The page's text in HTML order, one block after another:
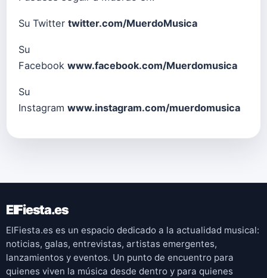
Su Twitter twitter.com/MuerdoMusica
Su
Facebook www.facebook.com/Muerdomusica
Su
Instagram www.instagram.com/muerdomusica
ElFiesta.es
ElFiesta.es es un espacio dedicado a la actualidad musical:
noticias, galas, entrevistas, artistas emergentes,
lanzamientos y eventos. Un punto de encuentro para
quienes viven la música desde dentro y para quienes